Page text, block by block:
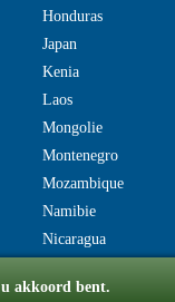
akkoord bent.
Honduras
Japan
Kenia
Laos
Mongolie
Montenegro
Mozambique
Namibie
Nicaragua